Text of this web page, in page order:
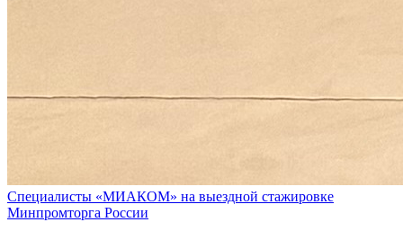
Специалисты «МИАКОМ» на выездной стажировке
Минпромторга России